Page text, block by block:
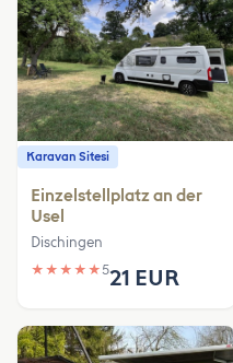
Karavan Sitesi
Einzelstellplatz an der
Usel
Dischingen
★ ★ ★ ★ ★521 EUR